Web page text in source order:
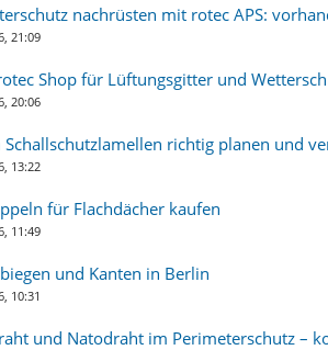
nachrüsten mit rotec APS:
21:09
Shop für Lüftungsgitter und
20:06
Schallschutzlamellen richtig planen und
13:22
für Flachdächer kaufen
11:49
und Kanten in Berlin
10:31
und Natodraht im Perimeterschutz –